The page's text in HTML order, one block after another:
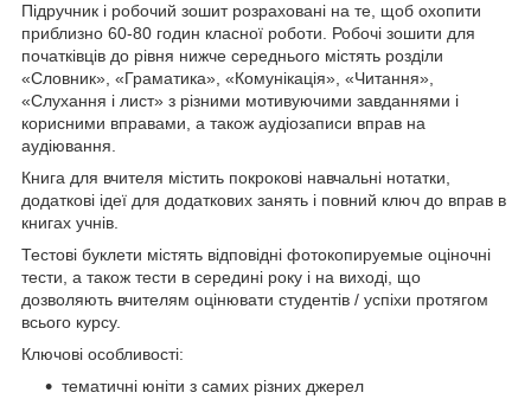
Підручник і робочий зошит розраховані на те, щоб охопити
приблизно 60-80 годин класної роботи. Робочі зошити для
початківців до рівня нижче середнього містять розділи
«Словник», «Граматика», «Комунікація», «Читання»,
«Слухання і лист» з різними мотивуючими завданнями і
корисними вправами, а також аудіозаписи вправ на
аудіювання.
Книга для вчителя містить покрокові навчальні нотатки,
додаткові ідеї для додаткових занять і повний ключ до вправ в
книгах учнів.
Тестові буклети містять відповідні фотокопируемые оціночні
тести, а також тести в середині року і на виході, що
дозволяють вчителям оцінювати студентів / успіхи протягом
всього курсу.
Ключові особливості:
тематичні юніти з самих різних джерел